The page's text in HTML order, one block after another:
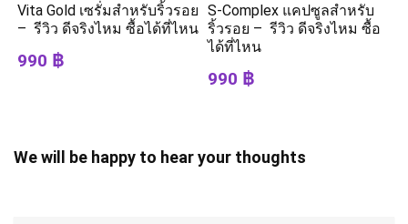
Vita Gold เซรั่มสำหรับริ้วรอย
– รีวิว ดีจริงไหม ซื้อได้ที่ไหน
990 ฿
S-Complex แคปซูลสำหรับ
ริ้วรอย – รีวิว ดีจริงไหม ซื้อ
ได้ที่ไหน
990 ฿
We will be happy to hear your thoughts